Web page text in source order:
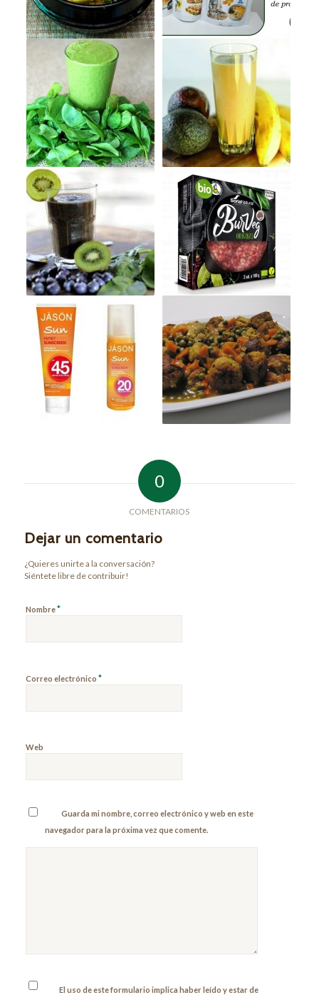
0
COMENTARIOS
Dejar un comentario
¿Quieres unirte a la conversación?
Siéntete libre de contribuir!
Nombre*
Correo electrónico *
Web
Guarda mi nombre, correo electrónico y web en este
navegador para la próxima vez que comente.
El uso de este formulario implica haber leído y estar de